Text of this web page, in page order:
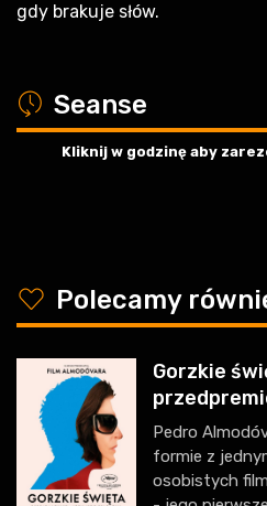
gdy brakuje słów.
a Seanse
Kliknij w godzinę aby
y Polecamy
Gorzkie
Pedro
formie z
osobistych